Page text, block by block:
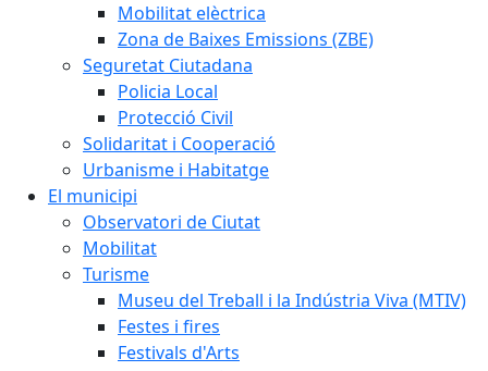
Mobilitat elèctrica
Zona de Baixes Emissions (ZBE)
Seguretat Ciutadana
Policia Local
Protecció Civil
Solidaritat i Cooperació
Urbanisme i Habitatge
El municipi
Observatori de Ciutat
Mobilitat
Turisme
Museu del Treball i la Indústria Viva (MTIV)
Festes i fires
Festivals d'Arts